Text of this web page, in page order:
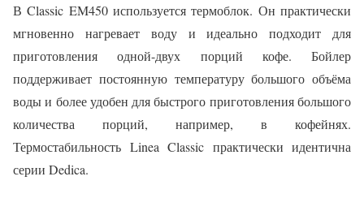
В Classic EM450 используется термоблок. Он практически
мгновенно нагревает воду и идеально подходит для
приготовления одной-двух порций кофе. Бойлер
поддерживает постоянную температуру большого объёма
воды и более удобен для быстрого приготовления большого
количества порций, например, в кофейнях.
Термостабильность Linea Classic практически идентична
серии Dedica.